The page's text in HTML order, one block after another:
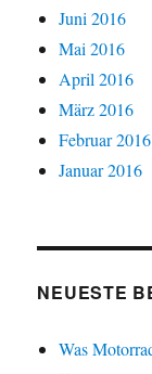
Juni 2016
Mai 2016
April 2016
März 2016
Februar 2016
Januar 2016
NEUESTE
Was